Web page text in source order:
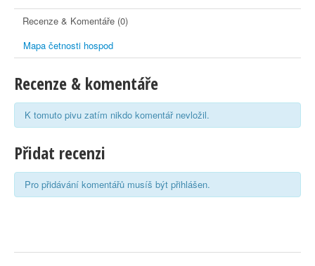
Recenze & Komentáře (0)
Mapa četnosti hospod
Recenze & komentáře
K tomuto pivu zatím nikdo komentář nevložil.
Přidat recenzi
Pro přidávání komentářů musíš být přihlášen.